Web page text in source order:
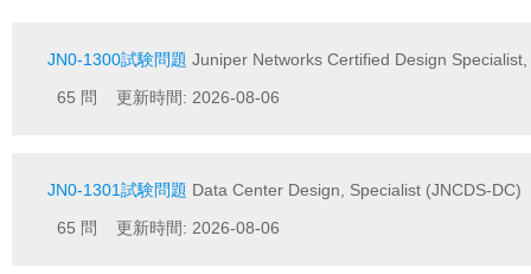
JN0-1300試験問題 Juniper Networks Certified Design
65 問 更新時間: 2026-08-06
JN0-1301試験問題 Data Center Design, Specialist (JNCDS-DC)
65 問 更新時間: 2026-08-06